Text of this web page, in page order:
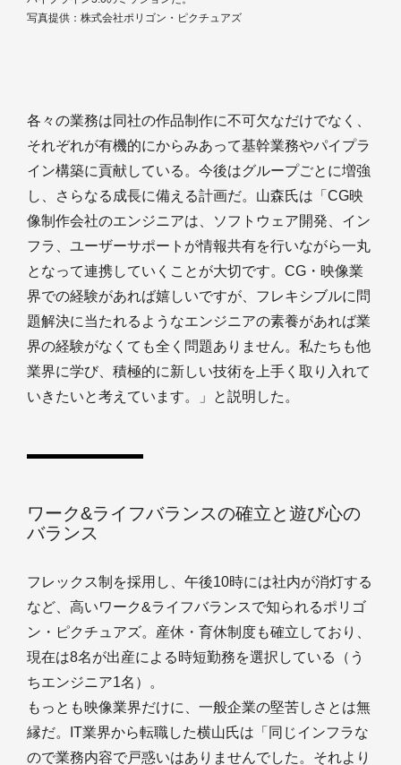
写真提供：株式会社ポリゴン・ピクチュアズ
各々の業務は同社の作品制作に不可欠なだけでなく、
それぞれが有機的にからみあって基幹業務やパイプラ
イン構築に貢献している。今後はグループごとに増強
し、さらなる成長に備える計画だ。山森氏は「CG映
像制作会社のエンジニアは、ソフトウェア開発、イン
フラ、ユーザーサポートが情報共有を行いながら一丸
となって連携していくことが大切です。CG・映像業
界での経験があれば嬉しいですが、フレキシブルに問
題解決に当たれるようなエンジニアの素養があれば業
界の経験がなくても全く問題ありません。私たちも他
業界に学び、積極的に新しい技術を上手く取り入れて
いきたいと考えています。」と説明した。
ワーク&ライフバランスの確立と遊び心の
バランス
フレックス制を採用し、午後10時には社内が消灯する
など、高いワーク&ライフバランスで知られるポリゴ
ン・ピクチュアズ。産休・育休制度も確立しており、
現在は8名が出産による時短勤務を選択している（う
ちエンジニア1名）。
もっとも映像業界だけに、一般企業の堅苦しさとは無
縁だ。IT業界から転職した横山氏は「同じインフラな
ので業務内容で戸惑いはありませんでした。それより